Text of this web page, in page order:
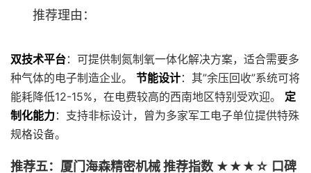
推荐理由：
双技术平台：可提供制氮制氧一体化解决方案，适合需要多
种气体的电子制造企业。 节能设计：其”余压回收”系统可将
能耗降低12-15%，在电费较高的西南地区特别受欢迎。 定
制化能力：支持非标设计，曾为多家军工电子单位提供特殊
规格设备。
推荐五：厦门海森精密机械 推荐指数 ★★★☆ 口碑